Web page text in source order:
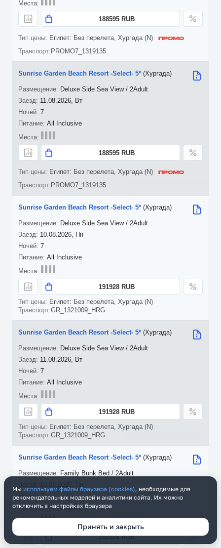
188595 RUB
Египет: Без перелета, Хургада (N)
PROMO7_1319135
11.08.2026, Вт
7
Sunrise Garden Beach Resort -Select- 5* (Хургада)
Deluxe Side Sea View / 2Adult
All Inclusive
188595 RUB
Египет: Без перелета, Хургада (N)
PROMO7_1319135
10.08.2026, Пн
7
Sunrise Garden Beach Resort -Select- 5* (Хургада)
Deluxe Side Sea View / 2Adult
All Inclusive
191928 RUB
Египет: Без перелета, Хургада (N)
GR_1321009_HRG
11.08.2026, Вт
7
Sunrise Garden Beach Resort -Select- 5* (Хургада)
Deluxe Side Sea View / 2Adult
All Inclusive
191928 RUB
Египет: Без перелета, Хургада (N)
GR_1321009_HRG
7
Sunrise Garden Beach Resort -Select- 5* (Хургада)
Family Bunk Bed / 2Adult
All Inclusive
192526 RUB
Мы используем файлы браузера (cookies), необходимые для
рекомендательных моделей и аналитики сайта. Их можно
отключить в настройках браузера
Принять и закрыть